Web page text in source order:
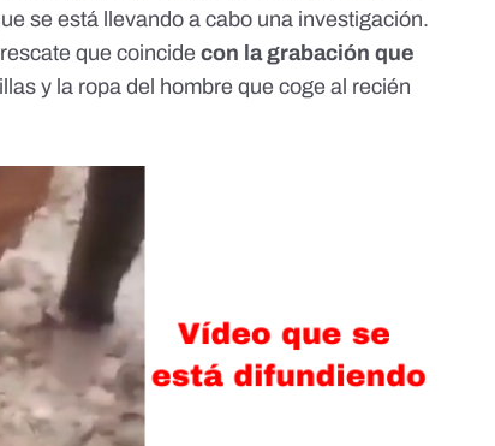
se está llevando a cabo una investigación.
que coincidecon la grabación que
y la ropa del hombre que coge al recién